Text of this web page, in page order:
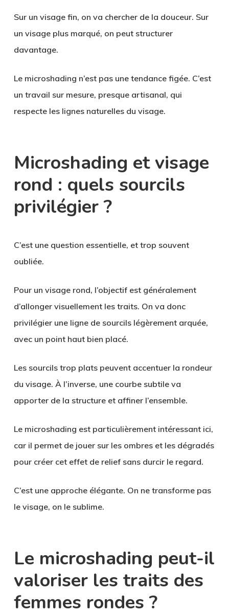
Sur un visage fin, on va chercher de la douceur. Sur
un visage plus marqué, on peut structurer
davantage.
Le microshading n’est pas une tendance figée. C’est
un travail sur mesure, presque artisanal, qui
respecte les lignes naturelles du visage.
Microshading et visage
rond : quels sourcils
privilégier ?
C’est une question essentielle, et trop souvent
oubliée.
Pour un visage rond, l’objectif est généralement
d’allonger visuellement les traits. On va donc
privilégier une ligne de sourcils légèrement arquée,
avec un point haut bien placé.
Les sourcils trop plats peuvent accentuer la rondeur
du visage. À l’inverse, une courbe subtile va
apporter de la structure et affiner l’ensemble.
Le microshading est particulièrement intéressant ici,
car il permet de jouer sur les ombres et les dégradés
pour créer cet effet de relief sans durcir le regard.
C’est une approche élégante. On ne transforme pas
le visage, on le sublime.
Le microshading peut-il
valoriser les traits des
femmes rondes ?